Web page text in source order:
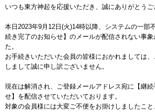
いつも東方神起を応援いただき、誠にありがとうご
本日2023年9月12日(火)14時以降、システムの一部
続き完了のお知らせ】のメールが配信されない事
た。
お手続きいただいた会員の皆様におかれましては
しまして誠に申し訳ございません。
現在は解消され、ご登録メールアドレス宛に【継
せ】を配信させていただいております。
対象の会員様には大変ご不便をお掛けしましたこ